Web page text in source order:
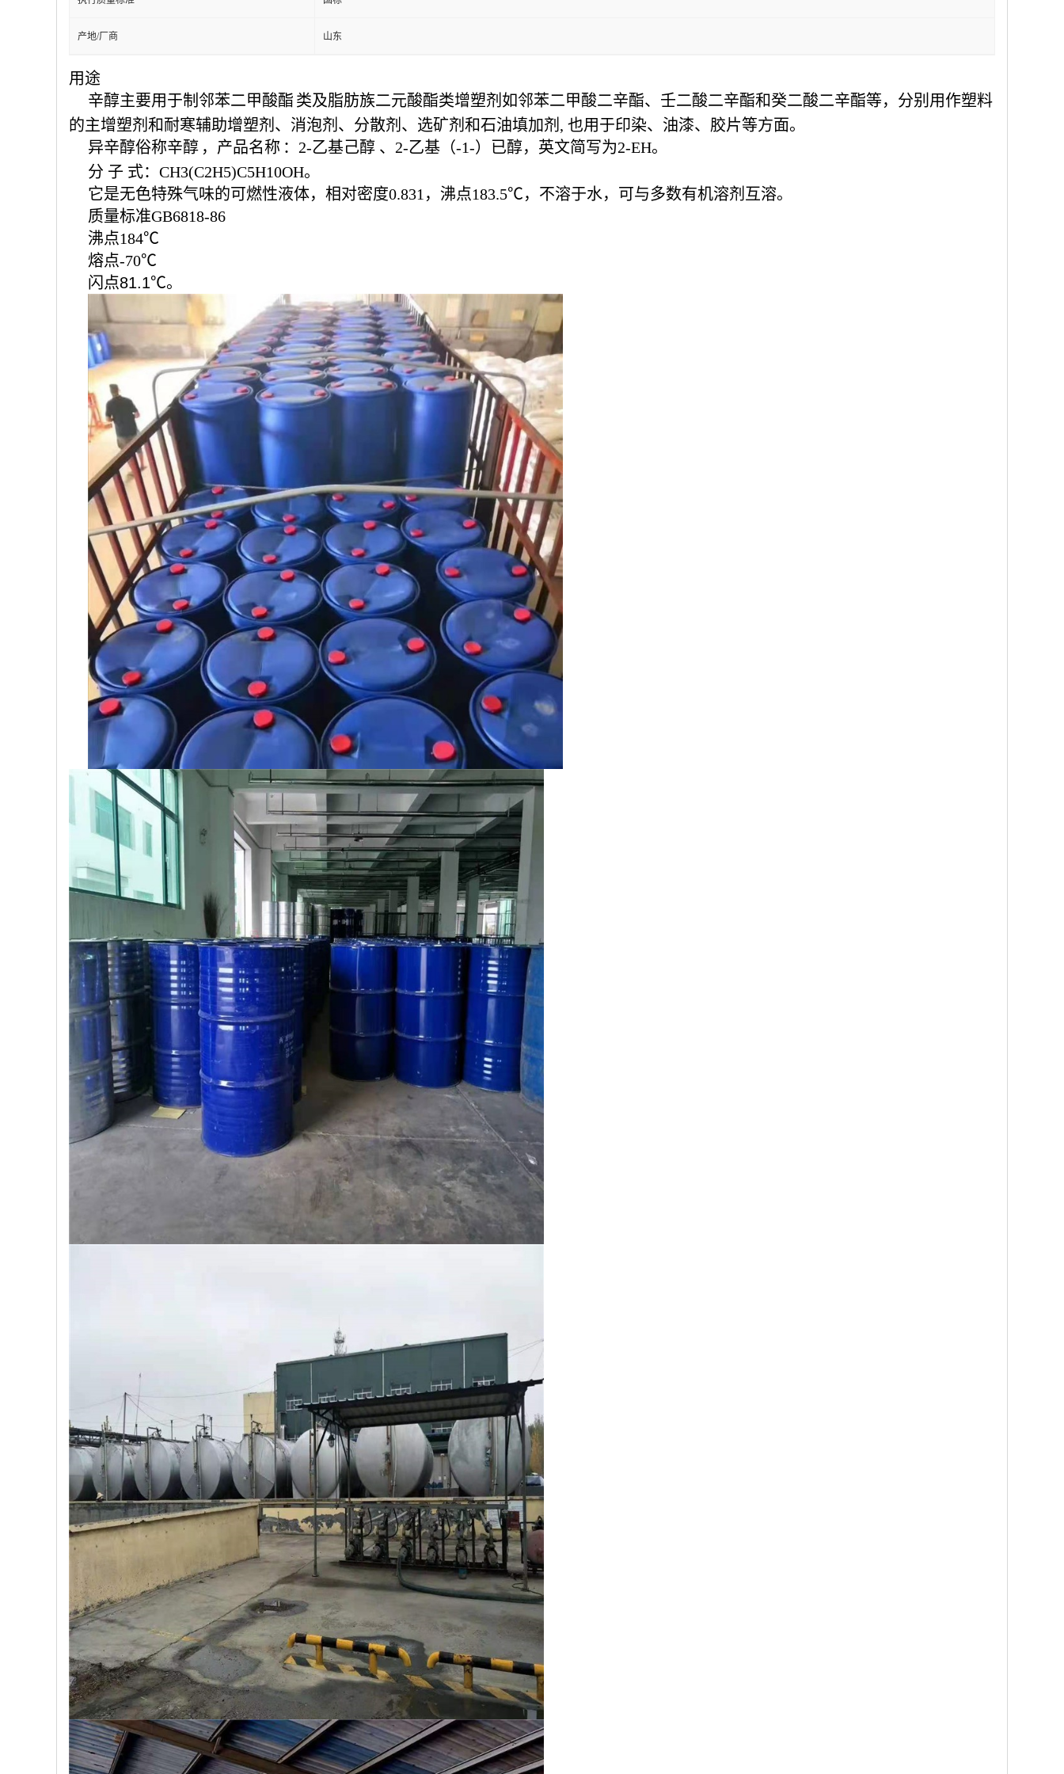
产地/厂商 山东
用途
辛醇主要用于制 邻苯二甲酸酯 类及脂肪族二元酸酯类增塑剂如邻苯二甲酸二辛酯、壬二酸二辛酯和癸二酸二辛酯等，分别用作塑料
的主增塑剂和耐寒辅助增塑剂、消泡剂、分散剂、选矿剂和石油填加剂, 也用于印染、油漆、胶片等方面。
异辛醇俗称辛醇 ， 产品名称 ：2-乙基己醇 、2-乙基（-1-）已醇，英文简写为2-EH。
分 子 式：CH3(C2H5)C5H10OH。
它是无色特殊气味的可燃性液体，相对密度0.831，沸点183.5℃，不溶于水，可与多数有机溶剂互溶。
质量标准GB6818-86
沸点184℃
熔点-70℃
闪点81.1℃。